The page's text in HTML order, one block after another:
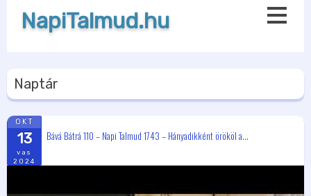
NapiTalmud.hu
Naptár
OKT
13
vas
2024
Bává Bátrá 110 – Napi Talmud 1743 – Hányadikként örököl a...